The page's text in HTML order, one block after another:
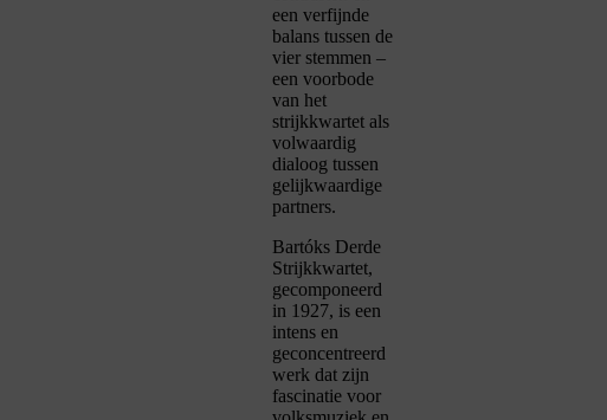
een verfijnde
balans tussen de
vier stemmen –
een voorbode
van het
strijkkwartet als
volwaardig
dialoog tussen
gelijkwaardige
partners.
Bartóks Derde
Strijkkwartet,
gecomponeerd
in 1927, is een
intens en
geconcentreerd
werk dat zijn
fascinatie voor